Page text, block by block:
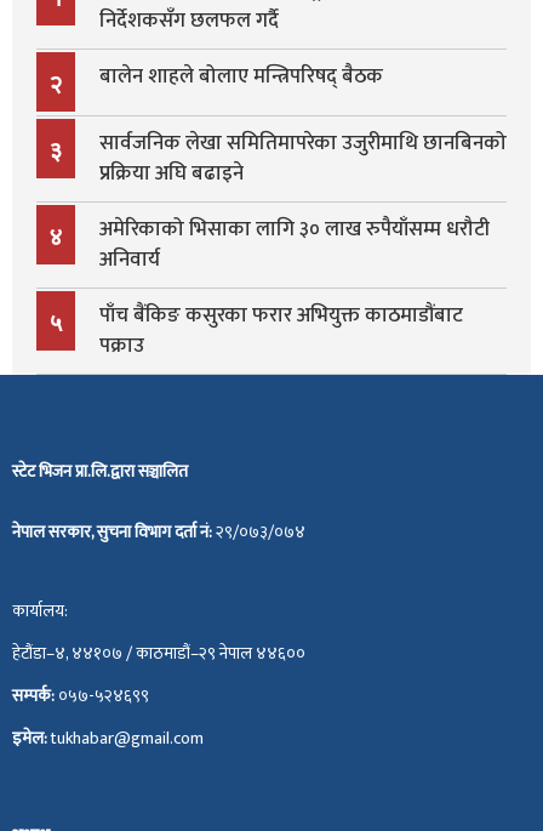
निर्देशकसँग छलफल गर्दै
२ बालेन शाहले बोलाए मन्त्रिपरिषद् बैठक
३
सार्वजनिक लेखा समितिमापरेका उजुरीमाथि छानबिनको
प्रक्रिया अघि बढाइने
४
अमेरिकाको भिसाका लागि ३० लाख रुपैयाँसम्म धरौटी
अनिवार्य
५
पाँच बैंकिङ कसुरका फरार अभियुक्त काठमाडौंबाट
पक्राउ
स्टेट भिजन प्रा.लि.द्वारा सञ्चालित
नेपाल सरकार, सुचना विभाग दर्ता नं:२९/०७३/०७४
कार्यालय:
हेटौंडा–४, ४४१०७ / काठमाडौं–२९ नेपाल ४४६००
सम्पर्क:०५७-५२४६९९
इमेल:tukhabar@gmail.com